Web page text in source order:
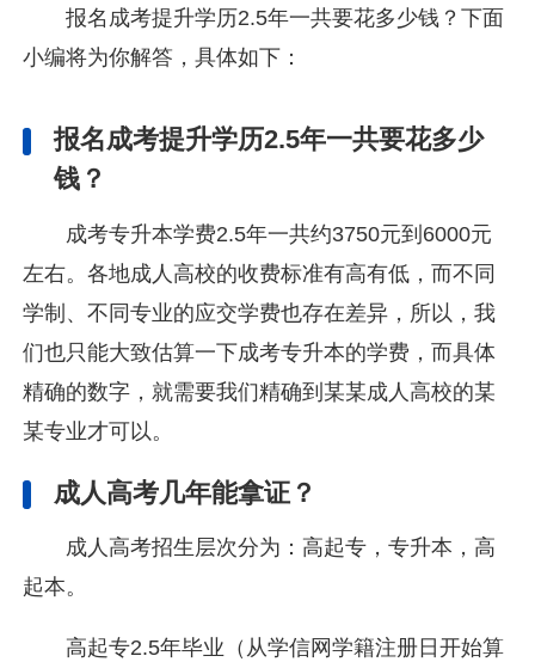
报名成考提升学历2.5年一共要花多少钱？下面
小编将为你解答，具体如下：
报名成考提升学历2.5年一共要花多少
钱？
成考专升本学费2.5年一共约3750元到6000元
左右。各地成人高校的收费标准有高有低，而不同
学制、不同专业的应交学费也存在差异，所以，我
们也只能大致估算一下成考专升本的学费，而具体
精确的数字，就需要我们精确到某某成人高校的某
某专业才可以。
成人高考几年能拿证？
成人高考招生层次分为：高起专，专升本，高
起本。
高起专2.5年毕业（从学信网学籍注册日开始算